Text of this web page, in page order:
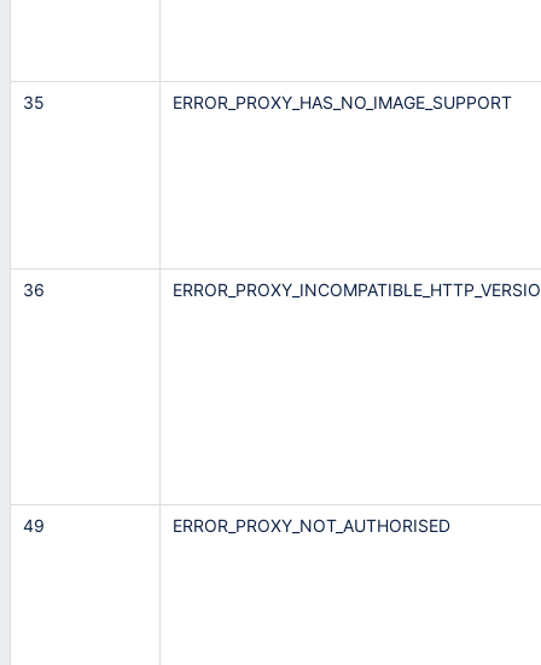
35 ERROR_PROXY_HAS_NO_IMAGE_SUPPORT
36
49 ERROR_PROXY_NOT_AUTHORISED